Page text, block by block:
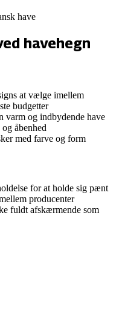
have
havehegn
at vælge imellem
budgetter
varm og indbydende have
åbenhed
med farve og form
for at holde sig pænt
producenter
fuldt afskærmende som